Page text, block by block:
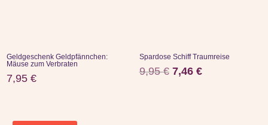
Geldgeschenk Geldpfännchen:
Mäuse zum Verbraten
7,95€
Spardose Schiff Traumreise
9,95€ Ursprünglicher
7,46 €Aktueller